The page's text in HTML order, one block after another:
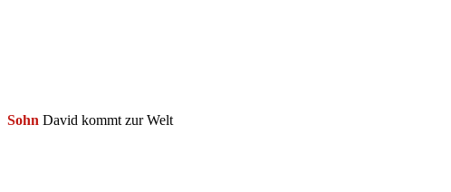
Sohn David kommt zur Welt